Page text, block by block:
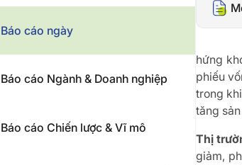
Báo cáo ngày
Báo cáo Ngành & Doanh nghiệp
Báo cáo Chiến lược & Vĩ mô
hứng
phiếu
trong
tăng
Thị
giảm,